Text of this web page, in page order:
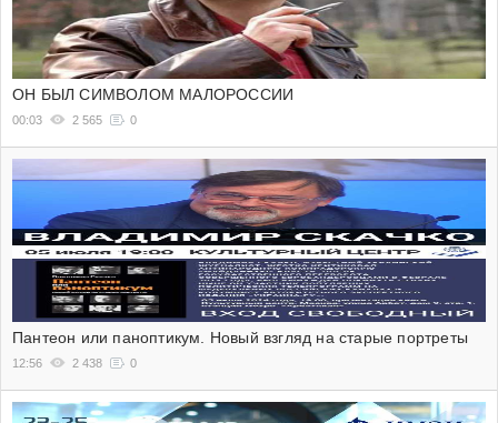
ОН БЫЛ СИМВОЛОМ МАЛОРОССИИ
00:03 2 565 0
Пантеон или паноптикум. Новый взгляд на старые портреты
12:56 2 438 0